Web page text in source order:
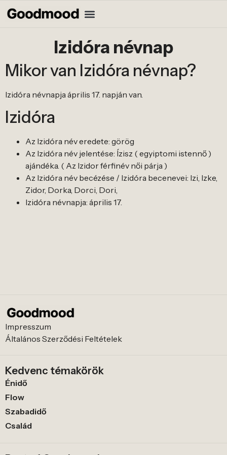
Izidóra névnap
Mikor van Izidóra névnap?
Izidóra névnapja április 17. napján van.
Izidóra
Az Izidóra név eredete: görög
Az Izidóra név jelentése: Ízisz ( egyiptomi istennő )
ajándéka. ( Az Izidor férfinév női párja )
Az Izidóra név becézése / Izidóra becenevei: Izi, Izke,
Zidor, Dorka, Dorci, Dori,
Izidóra névnapja: április 17.
Impresszum
Általános Szerződési Feltételek
Kedvenc témakörök
Énidő
Flow
Szabadidő
Család